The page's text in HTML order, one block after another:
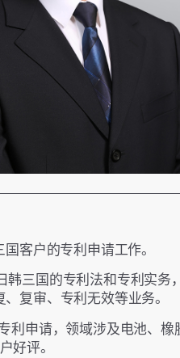
客户的专利申请工作。
三国的专利法和专利实务
复审、专利无效等业务。
申请，领域涉及电池、橡
好评。